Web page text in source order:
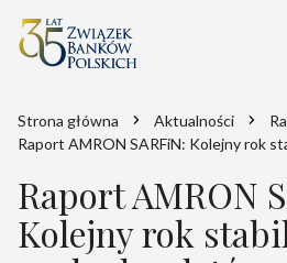
Strona główna Aktualności
Raport AMRON SARFiN: Kolejny rok
Raport AMRON
Kolejny rok